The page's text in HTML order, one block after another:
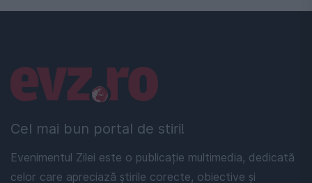
Cel mai bun portal de stiri!
Evenimentul Zilei este o publicație multimedia, dedicată
celor care apreciază știrile corecte, obiective și
Linkuri utile